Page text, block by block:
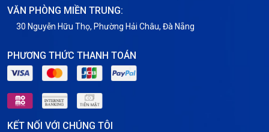
VĂN PHÒNG MIỀN TRUNG:
30 Nguyễn Hữu Thọ, Phường Hải Châu, Đà Nẵng
PHƯƠNG THỨC THANH TOÁN
KẾT NỐI VỚI CHÚNG TÔI